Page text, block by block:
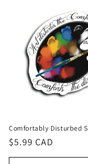
Comfortably Disturbed
Prix
habituel
$5.99 CAD